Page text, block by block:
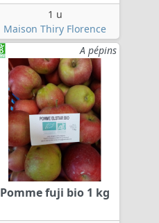
1 u
Maison Thiry Florence
A pépins
Pomme fuji bio 1 kg